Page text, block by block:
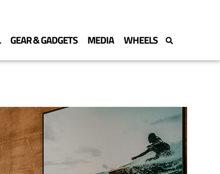
GEAR & GADGETS MEDIA WHEELS